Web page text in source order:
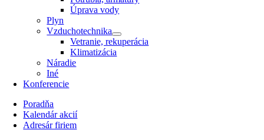
Úprava vody
Plyn
Vzduchotechnika
Vetranie, rekuperácia
Klimatizácia
Náradie
Iné
Konferencie
Poradňa
Kalendár akcií
Adresár firiem